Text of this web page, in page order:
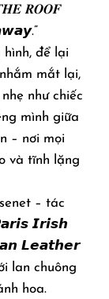
𝑹𝑶𝑶𝑭
để lại
mắt lại,
như chiếc
mình giữa
– nơi mọi
và tĩnh lặng
– tác
𝙄𝙧𝙞𝙨𝙝
𝙇𝙚𝙖𝙩𝙝𝙚𝙧
lan chuông
hoa.